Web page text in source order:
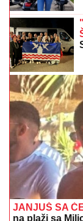
JANJUŠ SA
na plaži sa